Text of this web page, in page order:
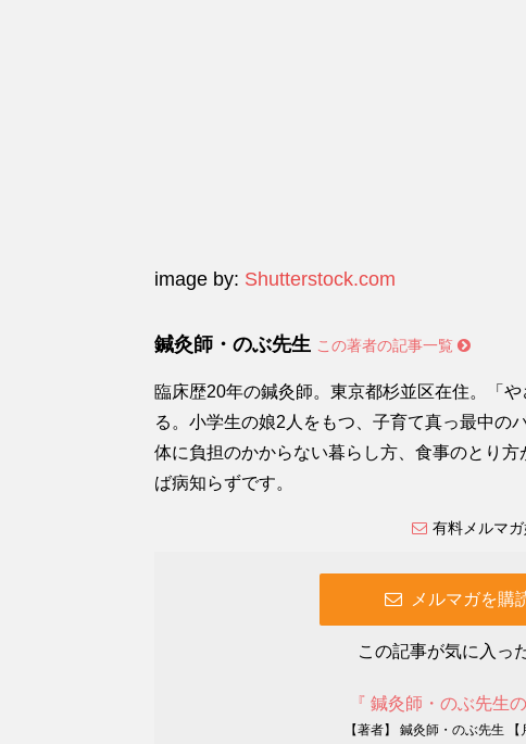
image by: Shutterstock.com
鍼灸師・のぶ先生 この著者の記事一覧
臨床歴20年の鍼灸師。東京都杉並区在住。「
る。小学生の娘2人をもつ、子育て真っ最中の
体に負担のかからない暮らし方、食事のとり
ば病知らずです。
有料メルマ
メルマガを購
この記事が気に入っ
『 鍼灸師・のぶ先生
【著者】 鍼灸師・のぶ先生 【